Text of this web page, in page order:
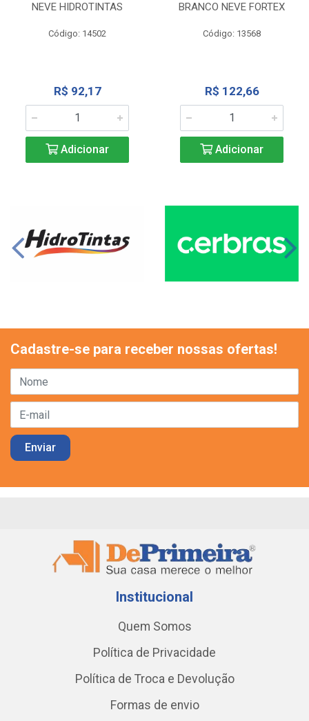
NEVE HIDROTINTAS
Código: 14502
R$ 92,17
Adicionar
BRANCO NEVE FORTEX
Código: 13568
R$ 122,66
Adicionar
Cadastre-se para receber nossas ofertas!
Institucional
Quem Somos
Política de Privacidade
Política de Troca e Devolução
Formas de envio